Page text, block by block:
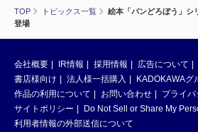
TOP トピックス一覧
絵本「パンどろぼう」シ
登場
会社概要 IR情報 採用情報 広告について
書店様向け
法人様一括購入
KADOKAWAグ
作品の利用について
お問い合わせ
プライ
サイトポリシー
Do Not Sell or Share My
利用者情報の外部送信について